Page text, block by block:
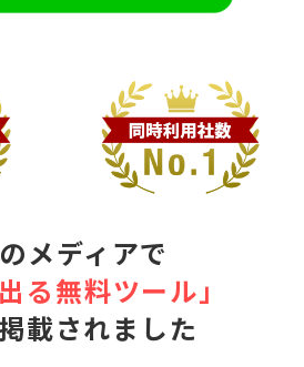
メディアで
る無料ツール｣
載されました